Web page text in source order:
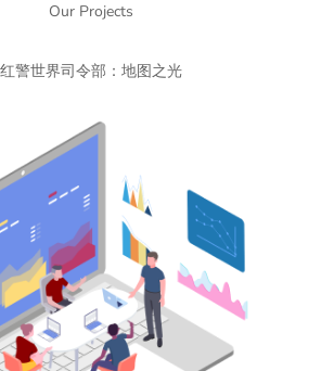
Our Projects
红警世界司令部：地图之光